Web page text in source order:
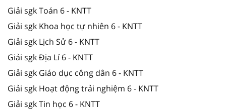
Giải sgk Toán 6 - KNTT
Giải sgk Khoa học tự nhiên 6 - KNTT
Giải sgk Lịch Sử 6 - KNTT
Giải sgk Địa Lí 6 - KNTT
Giải sgk Giáo dục công dân 6 - KNTT
Giải sgk Hoạt động trải nghiệm 6 - KNTT
Giải sgk Tin học 6 - KNTT